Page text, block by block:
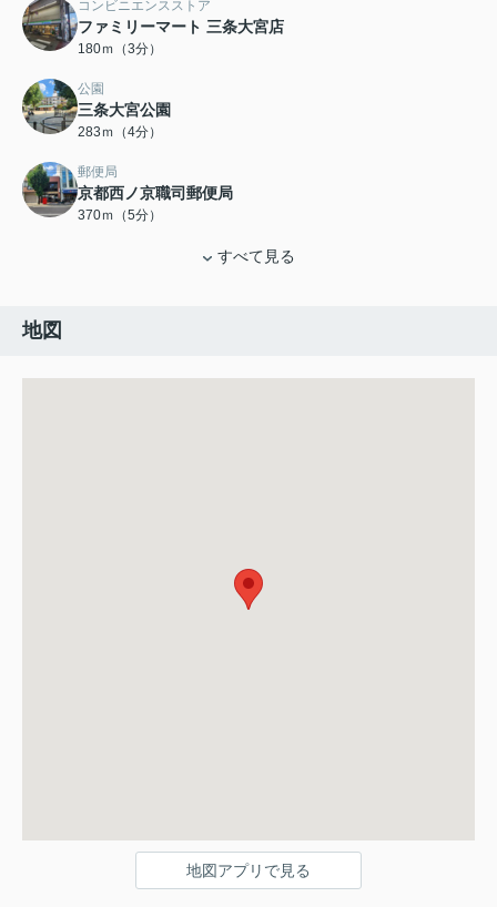
コンビニエンスストア
ファミリーマート 三条大宮店
180ｍ（3分）
公園
三条大宮公園
283ｍ（4分）
郵便局
京都西ノ京職司郵便局
370ｍ（5分）
すべて見る
地図
地図アプリで見る